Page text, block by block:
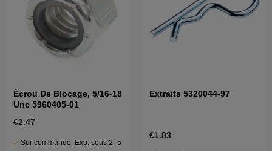
Écrou De Blocage, 5/16-18
Unc 5960405-01
€2.47
Sur commande. Exp. sous 2–5
Extraits 5320044-97
€1.83